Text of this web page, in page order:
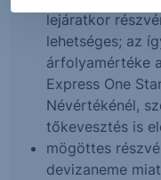
lejáratkor
lehetséges; az
árfolyamértéke
Express One
Névértékénél,
tőkevesztés is
mögöttes
devizaneme